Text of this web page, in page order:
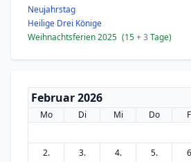
Neujahrstag
Heilige Drei Könige
Weihnachtsferien 2025 (15+ 3 Tage)
Februar 2026
Mo Di Mi Do
2.
3. 4. 5.